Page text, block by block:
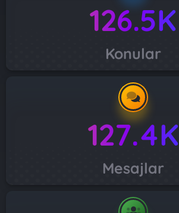
126.5K
Konular
127.4K
Mesajlar